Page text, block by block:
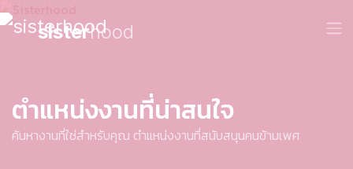
sisterhood
ตำแหน่งงานที่น่าสนใจ
ค้นหางานที่ใช่สำหรับคุณ ตำแหน่งงานที่สนับสนุนคนข้ามเพศ